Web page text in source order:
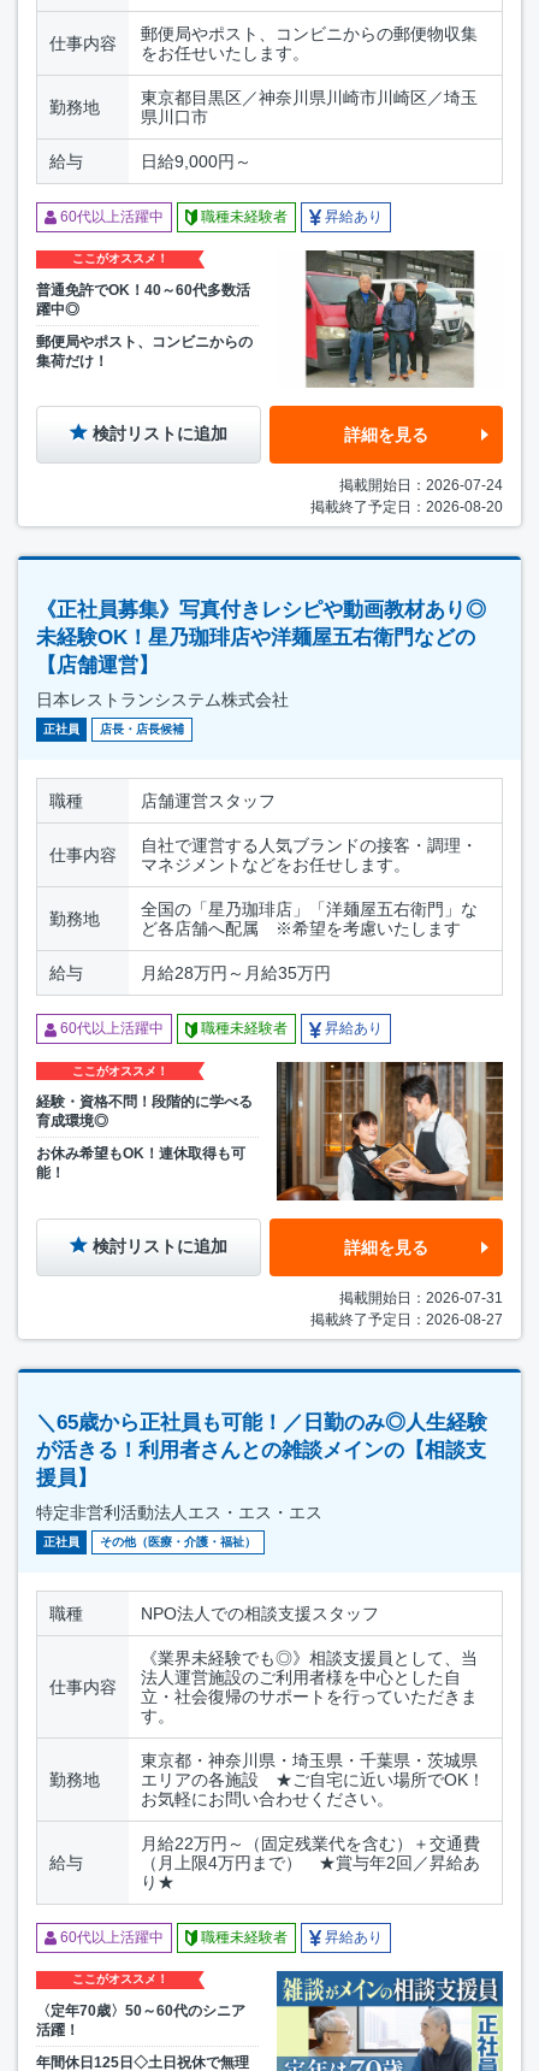
仕事内容
郵便局やポスト、コンビニからの郵便物収集
をお任せいたします。
勤務地
東京都目黒区／神奈川県川崎市川崎区／埼玉
県川口市
給与 日給9,000円～
60代以上活躍中 職種未経験者 昇給あり
ここがオススメ！
普通免許でOK！40～60代多数活
躍中◎
郵便局やポスト、コンビニからの
集荷だけ！
検討リストに追加 詳細を見る
掲載開始日：2026-07-24
掲載終了予定日：2026-08-20
《正社員募集》写真付きレシピや動画教材あり◎
未経験OK！星乃珈琲店や洋麺屋五右衛門などの
【店舗運営】
日本レストランシステム株式会社
正社員 店長・店長候補
職種 店舗運営スタッフ
仕事内容
自社で運営する人気ブランドの接客・調理・
マネジメントなどをお任せします。
勤務地
全国の「星乃珈琲店」「洋麺屋五右衛門」な
ど各店舗へ配属 ※希望を考慮いたします
給与 月給28万円～月給35万円
60代以上活躍中 職種未経験者 昇給あり
ここがオススメ！
経験・資格不問！段階的に学べる
育成環境◎
お休み希望もOK！連休取得も可
能！
検討リストに追加 詳細を見る
掲載開始日：2026-07-31
掲載終了予定日：2026-08-27
＼65歳から正社員も可能！／日勤のみ◎人生経験
が活きる！利用者さんとの雑談メインの【相談支
援員】
特定非営利活動法人エス・エス・エス
正社員 その他（医療・介護・福祉）
職種 NPO法人での相談支援スタッフ
仕事内容
《業界未経験でも◎》相談支援員として、当
法人運営施設のご利用者様を中心とした自
立・社会復帰のサポートを行っていただきま
す。
勤務地
東京都・神奈川県・埼玉県・千葉県・茨城県
エリアの各施設 ★ご自宅に近い場所でOK！
お気軽にお問い合わせください。
給与
月給22万円～（固定残業代を含む）＋交通費
（月上限4万円まで） ★賞与年2回／昇給あ
り★
60代以上活躍中 職種未経験者 昇給あり
ここがオススメ！
〈定年70歳〉50～60代のシニア
活躍！
年間休日125日◇土日祝休で無理